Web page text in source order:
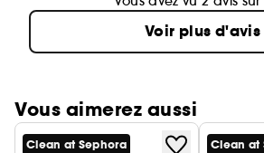
Voir plus d'avis
Vous aimerez aussi
Clean at Sephora Clean at